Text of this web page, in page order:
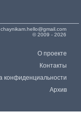
chaynikam.hello@gmail.com
© 2009 - 2026
О проекте
Контакты
конфиденциальности
Архив